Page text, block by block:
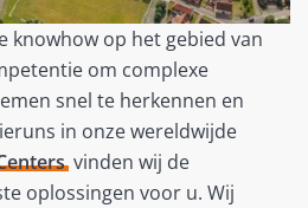
knowhow op het gebied van
om complexe
snel te herkennen en
in onze wereldwijde
vinden wij de
oplossingen voor u. Wij